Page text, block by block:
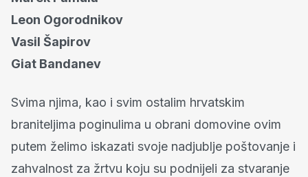
Leon Ogorodnikov
Vasil Šapirov
Giat Bandanev
Svima njima, kao i svim ostalim hrvatskim
braniteljima poginulima u obrani domovine ovim
putem želimo iskazati svoje nadjublje poštovanje i
zahvalnost za žrtvu koju su podnijeli za stvaranje